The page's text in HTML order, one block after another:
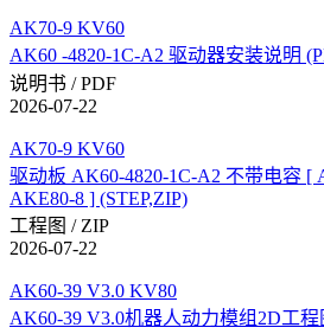
AK70-9 KV60
AK60 -4820-1C-A2 驱动器安装说明
说明书 / PDF
2026-07-22
AK70-9 KV60
驱动板 AK60-4820-1C-A2 不带电容 [
AKE80-8 ] (STEP,ZIP)
工程图 / ZIP
2026-07-22
AK60-39 V3.0 KV80
AK60-39 V3.0机器人动力模组2D工程